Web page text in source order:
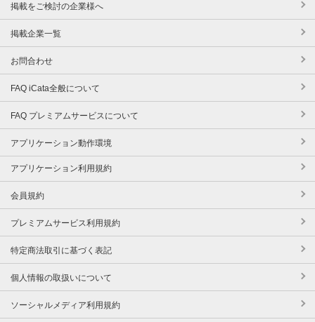
掲載をご検討の企業様へ
掲載企業一覧
お問合わせ
FAQ iCata全般について
FAQ プレミアムサービスについて
アプリケーション動作環境
アプリケーション利用規約
会員規約
プレミアムサービス利用規約
特定商法取引に基づく表記
個人情報の取扱いについて
ソーシャルメディア利用規約